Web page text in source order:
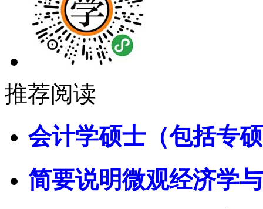
推荐阅读
会计学硕士（包括专
简要说明微观经济学